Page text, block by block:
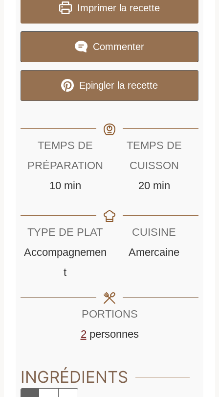
Imprimer la recette
Commenter
Epingler la recette
TEMPS DE
PRÉPARATION
10mmin
TEMPS DE
CUISSON
20mmin
TYPE DE PLAT
Accompagnemen
t
CUISINE
Amercaine
PORTIONS
2 personnes
INGRÉDIENTS